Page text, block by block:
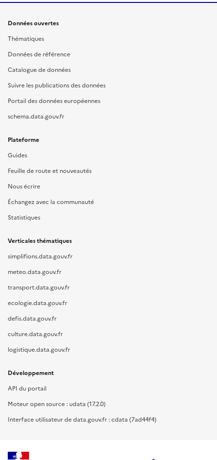
Données ouvertes
Thématiques
Données de référence
Catalogue de données
Suivre les publications des données
Portail des données européennes
schema.data.gouv.fr
Plateforme
Guides
Feuille de route et nouveautés
Nous écrire
Échangez avec la communauté
Statistiques
Verticales thématiques
simplifions.data.gouv.fr
meteo.data.gouv.fr
transport.data.gouv.fr
ecologie.data.gouv.fr
defis.data.gouv.fr
culture.data.gouv.fr
logistique.data.gouv.fr
Développement
API du portail
Moteur open source : udata (17.2.0)
Interface utilisateur de data.gouv.fr : cdata (7ad44f4)